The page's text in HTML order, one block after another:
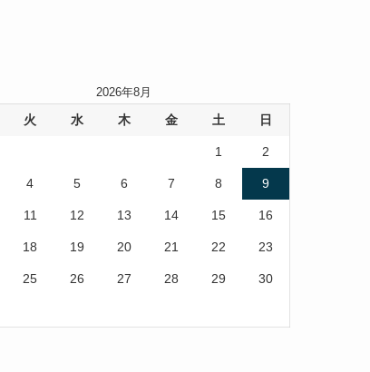
2026年8月
火 水 木 金 土 日
1 2
4 5 6 7 8 9
11 12 13 14 15 16
18 19 20 21 22 23
25 26 27 28 29 30